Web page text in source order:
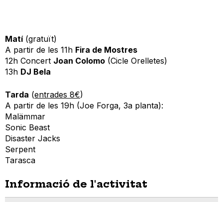
Matí(gratuït)
A partir de les 11h Fira de Mostres
12h Concert Joan Colomo (Cicle Orelletes)
13h DJ Bela
Tarda (entrades 8€)
A partir de les 19h (Joe Forga, 3a planta):
Malämmar
Sonic Beast
Disaster Jacks
Serpent
Tarasca
Informació de l'activitat